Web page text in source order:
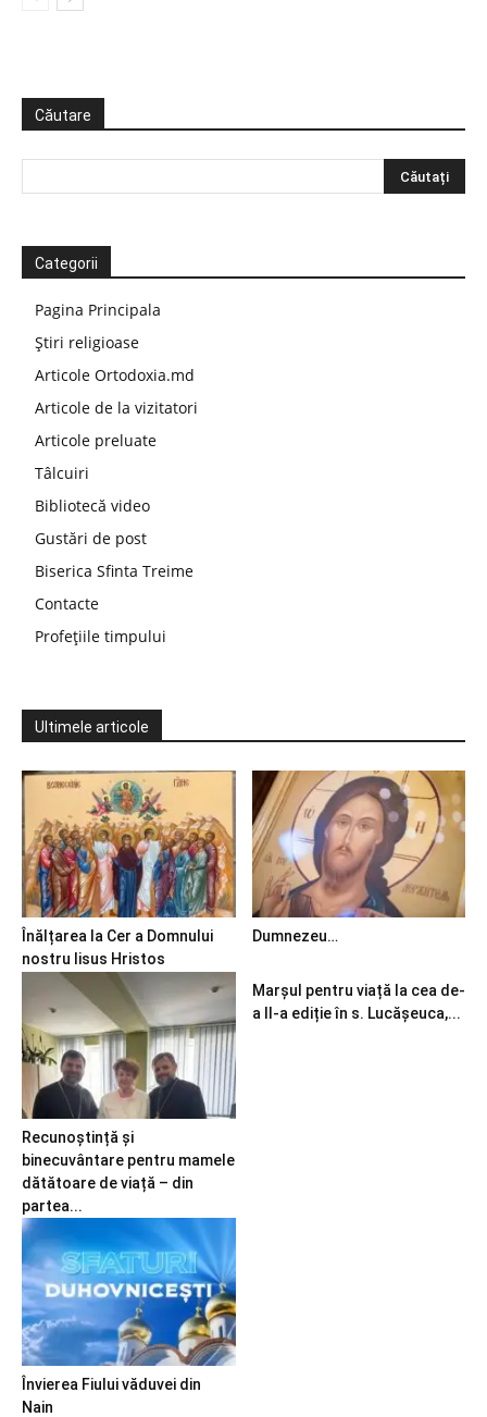
Căutare
Categorii
Pagina Principala
Știri religioase
Articole Ortodoxia.md
Articole de la vizitatori
Articole preluate
Tâlcuiri
Bibliotecă video
Gustări de post
Biserica Sfinta Treime
Contacte
Profețiile timpului
Ultimele articole
Înălțarea la Cer a Domnului
nostru Iisus Hristos
Dumnezeu…
Recunoștință și
binecuvântare pentru mamele
dătătoare de viață – din
partea...
Marșul pentru viață la cea de-
a II-a ediție în s. Lucășeuca,...
Învierea Fiului văduvei din
Nain